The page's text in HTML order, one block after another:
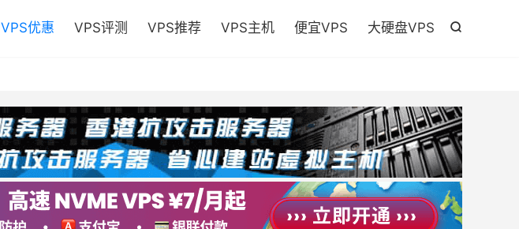

VPS优惠 VPS评测 VPS推荐 VPS主机 便宜VPS 大硬盘VPS